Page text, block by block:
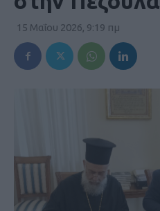
15 Μαΐου 2026, 9:19 πμ